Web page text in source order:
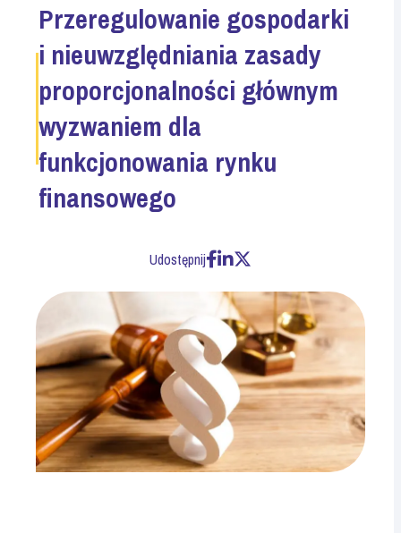
Przeregulowanie gospodarki
i nieuwzględniania zasady
proporcjonalności głównym
wyzwaniem dla
funkcjonowania rynku
finansowego
Udostępnij